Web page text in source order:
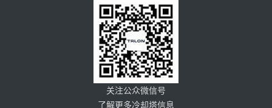
关注公众微信号
了解更多冷却塔信息